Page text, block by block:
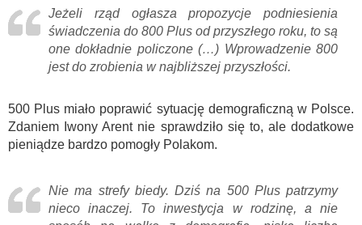
Jeżeli rząd ogłasza propozycje podniesienia
świadczenia do 800 Plus od przyszłego roku, to są
one dokładnie policzone (…) Wprowadzenie 800
jest do zrobienia w najbliższej przyszłości.
500 Plus miało poprawić sytuację demograficzną w Polsce.
Zdaniem Iwony Arent nie sprawdziło się to, ale dodatkowe
pieniądze bardzo pomogły Polakom.
Nie ma strefy biedy. Dziś na 500 Plus patrzymy
nieco inaczej. To inwestycja w rodzinę, a nie